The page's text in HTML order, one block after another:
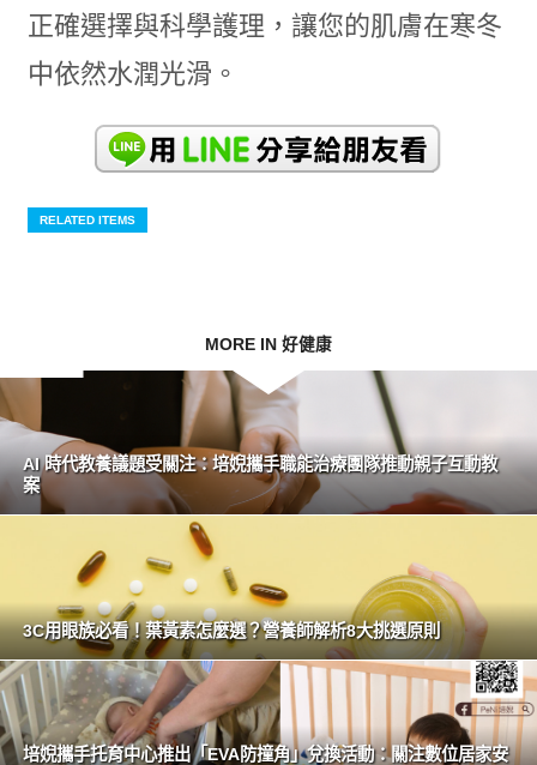
正確選擇與科學護理，讓您的肌膚在寒冬
中依然水潤光滑。
RELATED ITEMS
MORE IN 好健康
AI 時代教養議題受關注：培婗攜手職能治療團隊推動親子互動教
案
3C用眼族必看！葉黃素怎麼選？營養師解析8大挑選原則
培婗攜手托育中心推出「EVA防撞角」兌換活動：關注數位居家安